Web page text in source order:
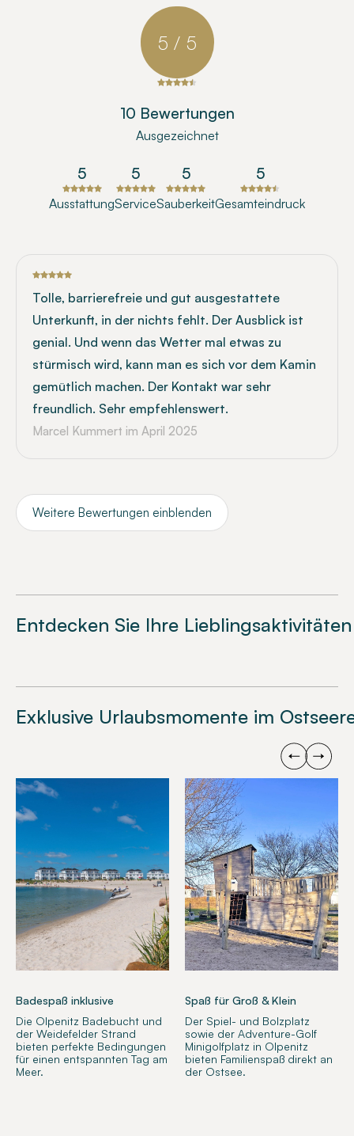
5 / 5
Ausgezeichnet
10 Bewertungen
Ausstattung
5
Service
5
Sauberkeit
5
Gesamteindruck
5
Tolle, barrierefreie und gut ausgestattete
Unterkunft, in der nichts fehlt. Der Ausblick ist
genial. Und wenn das Wetter mal etwas zu
stürmisch wird, kann man es sich vor dem Kamin
gemütlich machen. Der Kontakt war sehr
freundlich. Sehr empfehlenswert.
Marcel Kummert im April 2025
Weitere Bewertungen einblenden
Entdecken Sie Ihre Lieblingsaktivitäten
Exklusive Urlaubsmomente im
Badespaß inklusive
Die Olpenitz Badebucht und
der Weidefelder Strand
bieten perfekte Bedingungen
für einen entspannten Tag am
Meer.
Spaß für Groß & Klein
Der Spiel- und Bolzplatz
sowie der Adventure-Golf
Minigolfplatz in Olpenitz
bieten Familienspaß direkt an
der Ostsee.